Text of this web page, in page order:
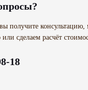
получите
сделаем расчёт
18